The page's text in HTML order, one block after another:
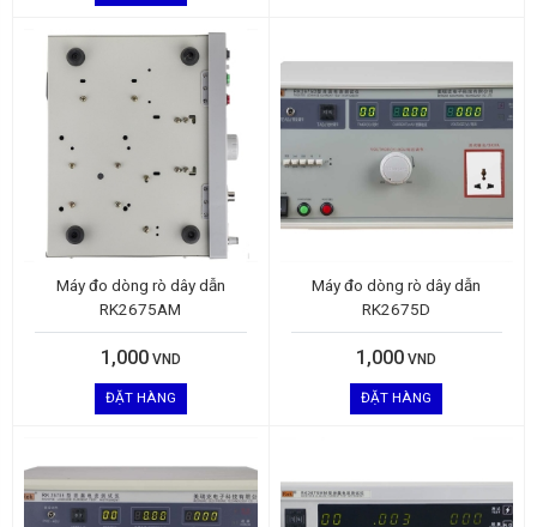
Máy đo dòng rò dây dẫn
RK2675AM
1,000 VND
ĐẶT HÀNG
Máy đo dòng rò dây dẫn
RK2675D
1,000 VND
ĐẶT HÀNG